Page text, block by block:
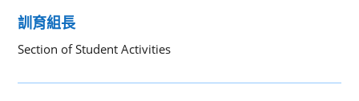
訓育組長
Section of Student Activities